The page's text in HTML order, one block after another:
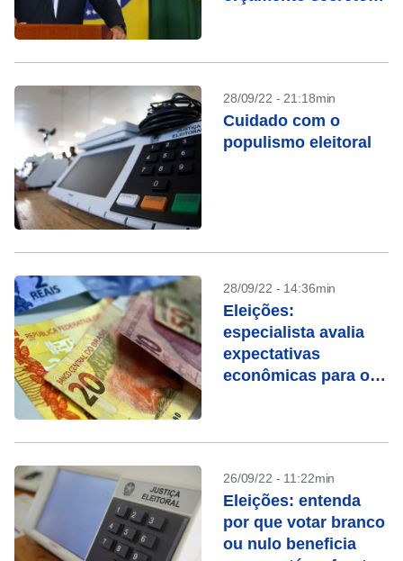
28/09/22 - 21:18min
Cuidado com o
populismo eleitoral
28/09/22 - 14:36min
Eleições:
especialista avalia
expectativas
econômicas para os
26/09/22 - 11:22min
Eleições: entenda
por que votar branco
ou nulo beneficia